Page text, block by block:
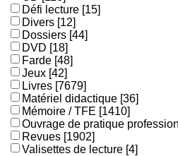
Défi lecture [15]
Divers [12]
Dossiers [44]
DVD [18]
Farde [48]
Jeux [42]
Livres [7679]
Matériel didactique [36]
Mémoire / TFE [1410]
Ouvrage de pratique
Revues [1902]
Valisettes de lecture [4]